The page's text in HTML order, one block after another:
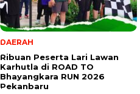
DAERAH
Ribuan Peserta Lari Lawan
Karhutla di ROAD TO
Bhayangkara RUN 2026
Pekanbaru